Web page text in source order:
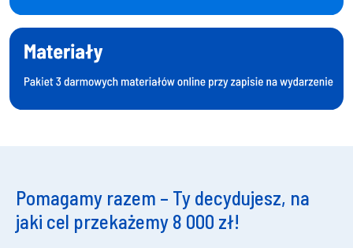
Pomagamy razem – Ty decydujesz, na
jaki cel przekażemy 8 000 zł!